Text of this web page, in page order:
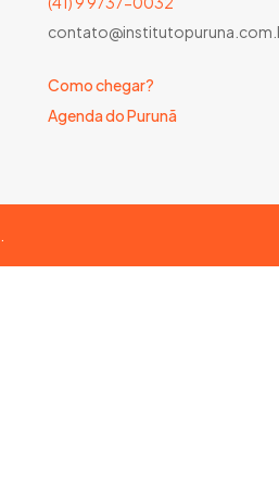
Como chegar?
Agenda do Purunã